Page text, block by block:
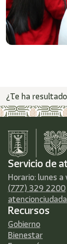
¿Te ha
Servicio de
Horario: lunes
(777) 329 2200
Recursos
Gobierno
Bienestar